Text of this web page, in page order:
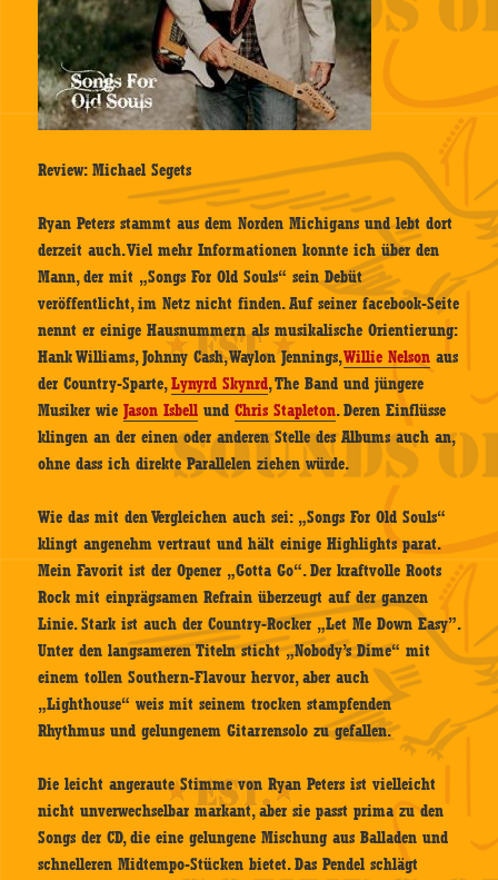
Review: Michael Segets
Ryan Peters stammt aus dem Norden Michigans und lebt dort
derzeit auch. Viel mehr Informationen konnte ich über den
Mann, der mit „Songs For Old Souls“ sein Debüt
veröffentlicht, im Netz nicht finden. Auf seiner facebook-Seite
nennt er einige Hausnummern als musikalische Orientierung:
Hank Williams, Johnny Cash, Waylon Jennings,Willie Nelson aus
der Country-Sparte,Lynyrd Skynrd, The Band und jüngere
Musiker wieJason Isbell undChris Stapleton. Deren Einflüsse
klingen an der einen oder anderen Stelle des Albums auch an,
ohne dass ich direkte Parallelen ziehen würde.
Wie das mit den Vergleichen auch sei: „Songs For Old Souls“
klingt angenehm vertraut und hält einige Highlights parat.
Mein Favorit ist der Opener „Gotta Go“. Der kraftvolle Roots
Rock mit einprägsamen Refrain überzeugt auf der ganzen
Linie. Stark ist auch der Country-Rocker „Let Me Down Easy”.
Unter den langsameren Titeln sticht „Nobody’s Dime“ mit
einem tollen Southern-Flavour hervor, aber auch
„Lighthouse“ weis mit seinem trocken stampfenden
Rhythmus und gelungenem Gitarrensolo zu gefallen.
Die leicht angeraute Stimme von Ryan Peters ist vielleicht
nicht unverwechselbar markant, aber sie passt prima zu den
Songs der CD, die eine gelungene Mischung aus Balladen und
schnelleren Midtempo-Stücken bietet. Das Pendel schlägt